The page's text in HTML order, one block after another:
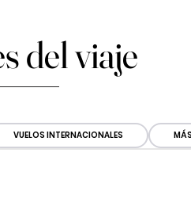
del viaje
VUELOS INTERNACIONALES